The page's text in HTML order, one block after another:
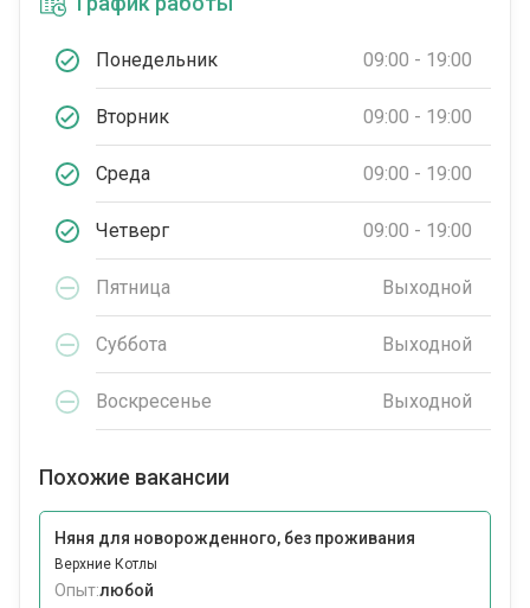
Понедельник 09:00 - 19:00
Вторник 09:00 - 19:00
Среда 09:00 - 19:00
Четверг 09:00 - 19:00
Пятница Выходной
Суббота Выходной
Воскресенье Выходной
Похожие вакансии
Няня для новорожденного, без проживания
Верхние Котлы
Опыт:любой